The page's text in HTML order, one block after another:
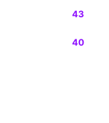
43
40